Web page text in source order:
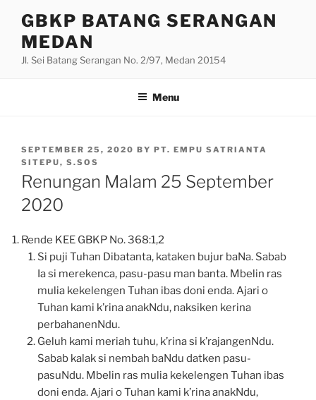
content
GBKP BATANG SERANGAN
MEDAN
Jl. Sei Batang Serangan No. 2/97, Medan 20154
Menu
POSTED
ON
SEPTEMBER 25, 2020 BY PT. EMPU SATRIANTA
SITEPU, S.SOS
Renungan Malam 25 September
2020
Rende KEE GBKP No. 368:1,2
Si puji Tuhan Dibatanta, kataken bujur baNa. Sabab
Ia si merekenca, pasu-pasu man banta. Mbelin ras
mulia kekelengen Tuhan ibas doni enda. Ajari o
Tuhan kami k’rina anakNdu, naksiken kerina
perbahanenNdu.
Geluh kami meriah tuhu, k’rina si k’rajangenNdu.
Sabab kalak si nembah baNdu datken pasu-
pasuNdu. Mbelin ras mulia kekelengen Tuhan ibas
doni enda. Ajari o Tuhan kami k’rina anakNdu,